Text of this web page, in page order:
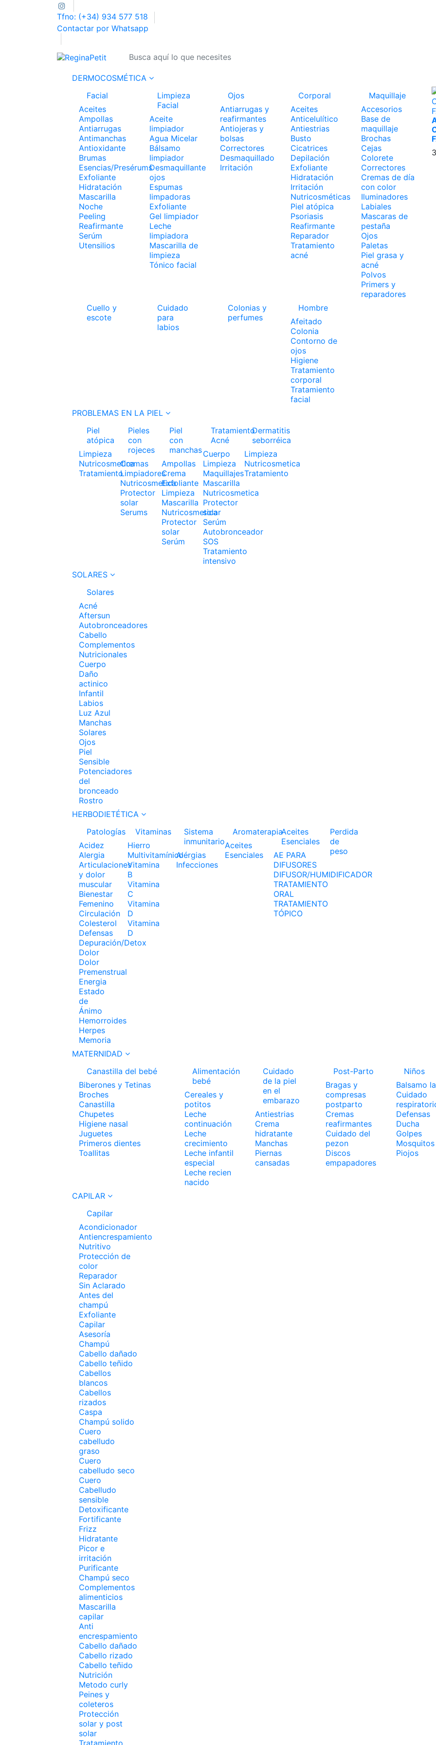
Tfno: (+34) 934 577 518
Contactar por Whatsapp
DERMOCOSMÉTICA
Facial
Aceites
Ampollas
Antiarrugas
Antimanchas
Antioxidante
Brumas
Esencias/Presérums
Exfoliante
Hidratación
Mascarilla
Noche
Peeling
Reafirmante
Serúm
Utensilios
Limpieza
Facial
Aceite
limpiador
Agua Micelar
Bálsamo
limpiador
Desmaquillante
ojos
Espumas
limpadoras
Exfoliante
Gel limpiador
Leche
limpiadora
Mascarilla de
limpieza
Tónico facial
Ojos
Antiarrugas y
reafirmantes
Antiojeras y
bolsas
Correctores
Desmaquillado
Irritación
Corporal
Aceites
Anticelulítico
Antiestrias
Busto
Cicatrices
Depilación
Exfoliante
Hidratación
Irritación
Nutricosméticas
Piel atópica
Psoriasis
Reafirmante
Reparador
Tratamiento
acné
Maquillaje
Accesorios
Base de
maquillaje
Brochas
Cejas
Colorete
Correctores
Cremas de día
con color
Iluminadores
Labiales
Mascaras de
pestaña
Ojos
Paletas
Piel grasa y
acné
Polvos
Primers y
reparadores
Cuello y
escote
Cuidado
para
labios
Colonias y
perfumes
Hombre
Afeitado
Colonia
Contorno de
ojos
Higiene
Tratamiento
corporal
Tratamiento
facial
PROBLEMAS EN LA PIEL
Piel
atópica
Limpieza
Nutricosmetica
Tratamiento
Pieles
con
rojeces
Cremas
Limpiadores
Nutricosmetica
Protector
solar
Serums
Piel
con
manchas
Ampollas
Crema
Exfoliante
Limpieza
Mascarilla
Nutricosmetica
Protector
solar
Serúm
Tratamiento
Acné
Cuerpo
Limpieza
Maquillajes
Mascarilla
Nutricosmetica
Protector
solar
Serúm
Autobronceador
SOS
Tratamiento
intensivo
Dermatitis
seborréica
Limpieza
Nutricosmetica
Tratamiento
SOLARES
Solares
Acné
Aftersun
Autobronceadores
Cabello
Complementos
Nutricionales
Cuerpo
Daño
actinico
Infantil
Labios
Luz Azul
Manchas
Solares
Ojos
Piel
Sensible
Potenciadores
del
bronceado
Rostro
HERBODIETÉTICA
Patologías
Acidez
Alergia
Articulaciones
y dolor
muscular
Bienestar
Femenino
Circulación
Colesterol
Defensas
Depuración/Detox
Dolor
Dolor
Premenstrual
Energia
Estado
de
Ánimo
Hemorroides
Herpes
Memoria
Vitaminas
Hierro
Multivitamínico
Vitamina
B
Vitamina
C
Vitamina
D
Vitamina
D
Sistema
inmunitario
Alérgias
Infecciones
Aromaterapia
Aceites
Esenciales
Aceites
Esenciales
AE PARA
DIFUSORES
DIFUSOR/HUMIDIFICADOR
TRATAMIENTO
ORAL
TRATAMIENTO
TÓPICO
Perdida
de
peso
MATERNIDAD
Canastilla del bebé
Biberones y Tetinas
Broches
Canastilla
Chupetes
Higiene nasal
Juguetes
Primeros dientes
Toallitas
Alimentación
bebé
Cereales y
potitos
Leche
continuación
Leche
crecimiento
Leche infantil
especial
Leche recien
nacido
Cuidado
de la piel
en el
embarazo
Antiestrias
Crema
hidratante
Manchas
Piernas
cansadas
Post-Parto
Bragas y
compresas
postparto
Cremas
reafirmantes
Cuidado del
pezon
Discos
empapadores
Niños
Balsamo
Cuidado
Defensas
Ducha
Golpes
Mosquitos
Piojos
CAPILAR
Capilar
Acondicionador
Antiencrespamiento
Nutritivo
Protección de
color
Reparador
Sin Aclarado
Antes del
champú
Exfoliante
Capilar
Asesoría
Champú
Cabello dañado
Cabello teñido
Cabellos
blancos
Cabellos
rizados
Caspa
Champú solido
Cuero
cabelludo
graso
Cuero
cabelludo seco
Cuero
Cabelludo
sensible
Detoxificante
Fortificante
Frizz
Hidratante
Picor e
irritación
Purificante
Champú seco
Complementos
alimenticios
Mascarilla
capilar
Anti
encrespamiento
Cabello dañado
Cabello rizado
Cabello teñido
Nutrición
Metodo curly
Peines y
coleteros
Protección
solar y post
solar
Tratamiento